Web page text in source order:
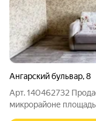
Ангарский бульвар,8
Арт. 140462732
микрорайоне площадь квартиры 48,2 кв.м., средний этаж.